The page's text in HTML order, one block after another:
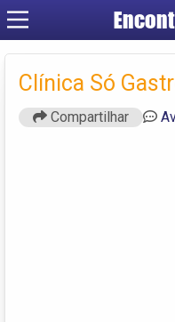
Clínica Só
Compartilhar